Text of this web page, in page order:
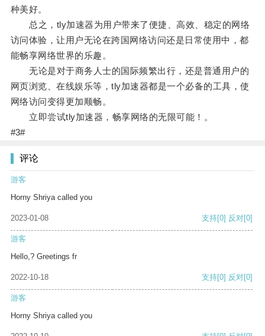
种美好。
总之，tly加速器为用户带来了便捷、高效、稳定的网络
访问体验，让用户无论在跨国网络访问还是日常使用中，都
能畅享网络世界的乐趣。
无论是对于商务人士的国际频繁出行，还是普通用户的
网页浏览、在线娱乐等，tly加速器都是一个必备的工具，使
网络访问变得更加顺畅。
立即尝试tly加速器，畅享网络的无限可能！。
#3#
评论
游客
Horny Shriya called you
2023-01-08 支持[0] 反对[0]
游客
Hello,? Greetings fr
2022-10-18 支持[0] 反对[0]
游客
Horny Shriya called you